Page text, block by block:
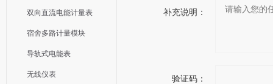
双向直流电能计量表
宿舍多路计量模块
导轨式电能表
无线仪表
补充说明：
验证码：